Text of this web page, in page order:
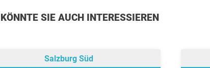
KÖNNTE SIE AUCH INTERESSIEREN
Salzburg Süd